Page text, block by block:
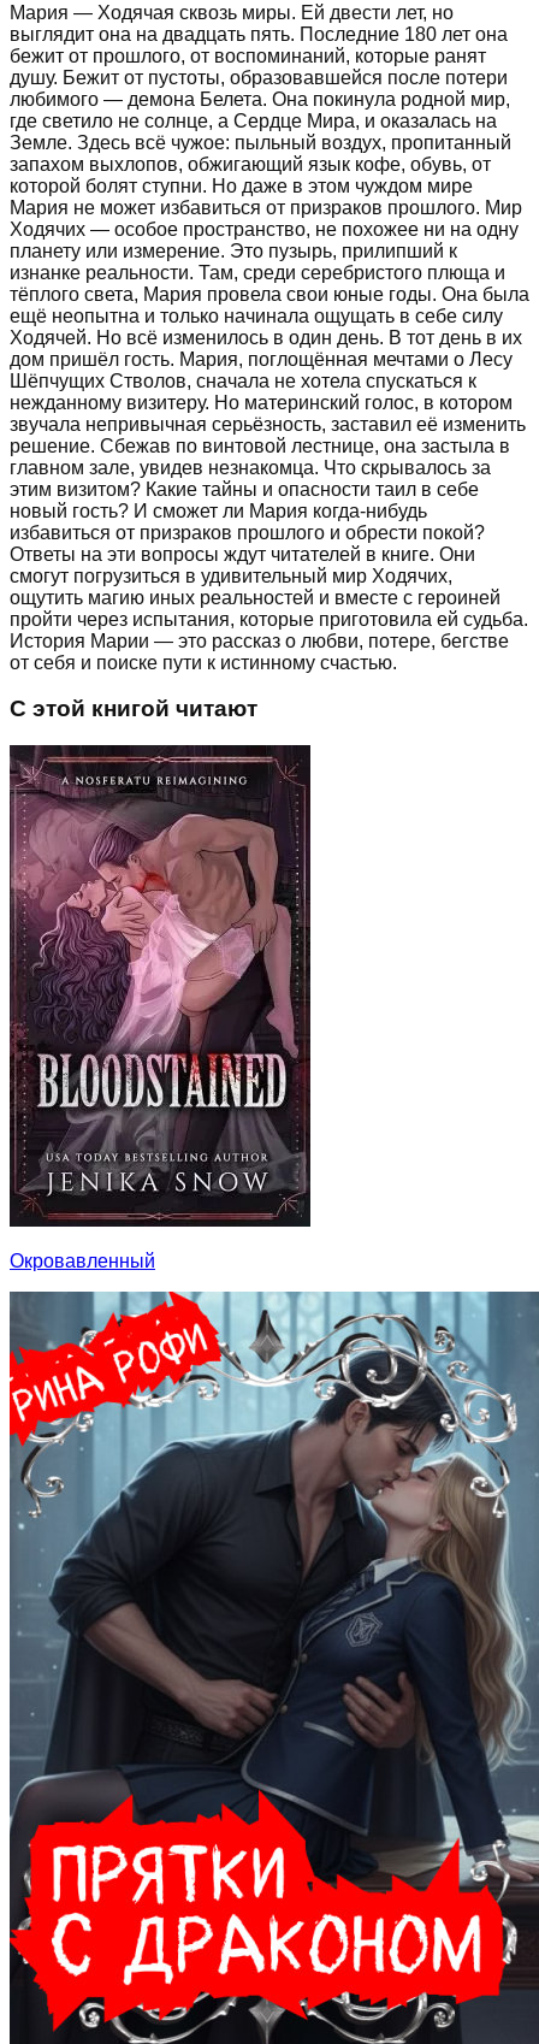
Мария — Ходячая сквозь миры. Ей двести лет, но
выглядит она на двадцать пять. Последние 180 лет она
бежит от прошлого, от воспоминаний, которые ранят
душу. Бежит от пустоты, образовавшейся после потери
любимого — демона Белета. Она покинула родной мир,
где светило не солнце, а Сердце Мира, и оказалась на
Земле. Здесь всё чужое: пыльный воздух, пропитанный
запахом выхлопов, обжигающий язык кофе, обувь, от
которой болят ступни. Но даже в этом чуждом мире
Мария не может избавиться от призраков прошлого. Мир
Ходячих — особое пространство, не похожее ни на одну
планету или измерение. Это пузырь, прилипший к
изнанке реальности. Там, среди серебристого плюща и
тёплого света, Мария провела свои юные годы. Она была
ещё неопытна и только начинала ощущать в себе силу
Ходячей. Но всё изменилось в один день. В тот день в их
дом пришёл гость. Мария, поглощённая мечтами о Лесу
Шёпчущих Стволов, сначала не хотела спускаться к
нежданному визитеру. Но материнский голос, в котором
звучала непривычная серьёзность, заставил её изменить
решение. Сбежав по винтовой лестнице, она застыла в
главном зале, увидев незнакомца. Что скрывалось за
этим визитом? Какие тайны и опасности таил в себе
новый гость? И сможет ли Мария когда-нибудь
избавиться от призраков прошлого и обрести покой?
Ответы на эти вопросы ждут читателей в книге. Они
смогут погрузиться в удивительный мир Ходячих,
ощутить магию иных реальностей и вместе с героиней
пройти через испытания, которые приготовила ей судьба.
История Марии — это рассказ о любви, потере, бегстве
от себя и поиске пути к истинному счастью.
С этой книгой читают
Окровавленный